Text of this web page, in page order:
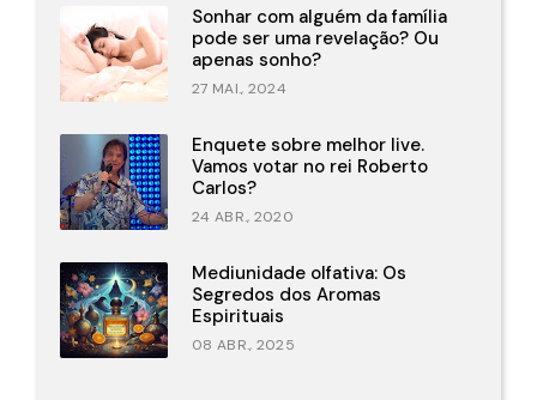
Sonhar com alguém da família
pode ser uma revelação? Ou
apenas sonho?
27 MAI., 2024
Enquete sobre melhor live.
Vamos votar no rei Roberto
Carlos?
24 ABR., 2020
Mediunidade olfativa: Os
Segredos dos Aromas
Espirituais
08 ABR., 2025